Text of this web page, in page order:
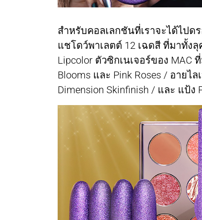
สำหรับคอลเลกชันที่เราจะได้ไปด
แชโดว์พาเลตต์ 12 เฉดสี ที่มาทั้ง
Lipcolor ตัวซิกเนเจอร์ของ MAC
Blooms และ Pink Roses / อายไ
Dimension Skinfinish / และ แป้ง